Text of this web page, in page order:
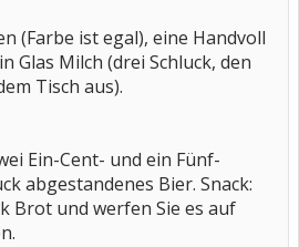
(Farbe ist egal), eine Handvoll
Glas Milch (drei Schluck, den
Tisch aus).
Ein-Cent- und ein Fünf-
abgestandenes Bier. Snack:
Brot und werfen Sie es auf